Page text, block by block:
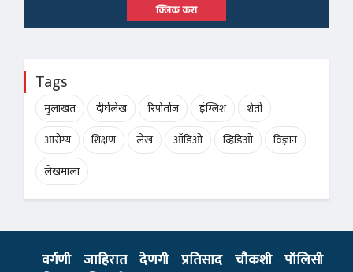
क्लिक करा
Tags
मुलाखत दीर्घलेख रिपोर्ताज इंग्लिश
शेती
आरोग्य
शिक्षण लेख ऑडिओ व्हिडिओ
विज्ञान
लेखमाला
वर्गणी जाहिरात देणगी प्रतिसाद चौकशी पॉलिसी